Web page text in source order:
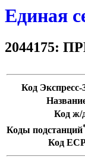
Единая
2044175:
Код Экспресс-
Код ж/
Коды подстанций
Код